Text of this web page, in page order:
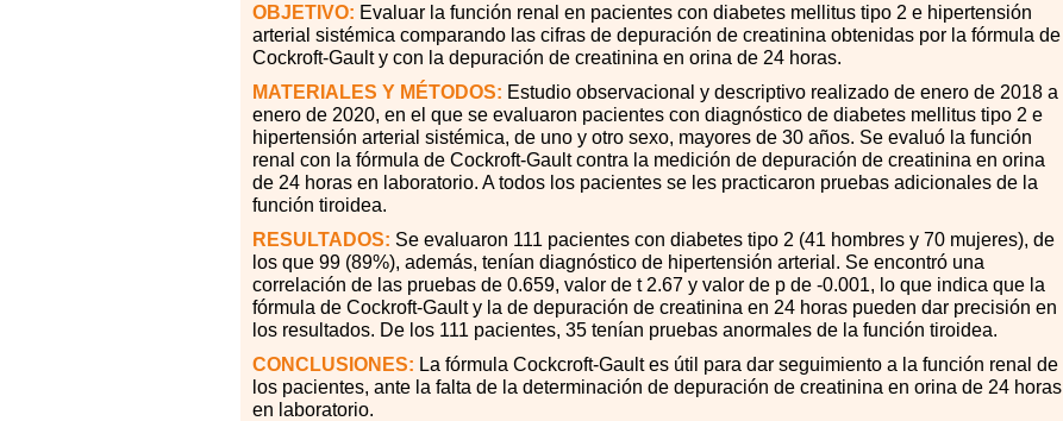
OBJETIVO: Evaluar la función renal en pacientes con diabetes mellitus tipo 2 e hipertensión
arterial sistémica comparando las cifras de depuración de creatinina obtenidas por la fórmula de
Cockroft-Gault y con la depuración de creatinina en orina de 24 horas.
MATERIALES Y MÉTODOS: Estudio observacional y descriptivo realizado de enero de 2018 a
enero de 2020, en el que se evaluaron pacientes con diagnóstico de diabetes mellitus tipo 2 e
hipertensión arterial sistémica, de uno y otro sexo, mayores de 30 años. Se evaluó la función
renal con la fórmula de Cockroft-Gault contra la medición de depuración de creatinina en orina
de 24 horas en laboratorio. A todos los pacientes se les practicaron pruebas adicionales de la
función tiroidea.
RESULTADOS: Se evaluaron 111 pacientes con diabetes tipo 2 (41 hombres y 70 mujeres), de
los que 99 (89%), además, tenían diagnóstico de hipertensión arterial. Se encontró una
correlación de las pruebas de 0.659, valor de t 2.67 y valor de p de -0.001, lo que indica que la
fórmula de Cockroft-Gault y la de depuración de creatinina en 24 horas pueden dar precisión en
los resultados. De los 111 pacientes, 35 tenían pruebas anormales de la función tiroidea.
CONCLUSIONES: La fórmula Cockcroft-Gault es útil para dar seguimiento a la función renal de
los pacientes, ante la falta de la determinación de depuración de creatinina en orina de 24 horas
en laboratorio.